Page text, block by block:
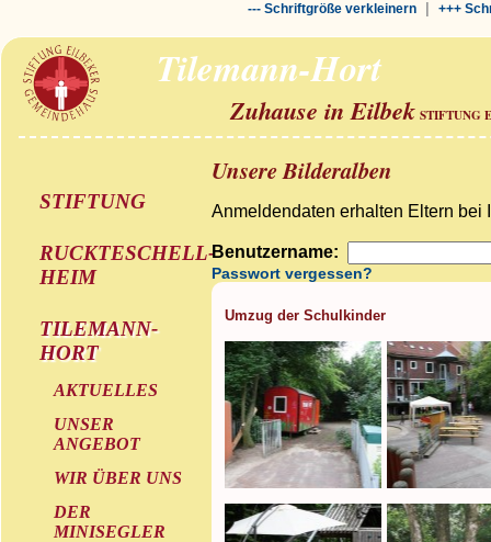
--- Schriftgröße verkleinern| +++
Tilemann-Hort
Zuhause in Eilbek STIFTUNG
STIFTUNG
RUCKTESCHELL-
HEIM
TILEMANN-
HORT
AKTUELLES
UNSER
ANGEBOT
WIR ÜBER UNS
DER
MINISEGLER
Unsere Bilderalben
Anmeldendaten erhalten Eltern bei
Benutzername:
Passwort vergessen?
Umzug der Schulkinder